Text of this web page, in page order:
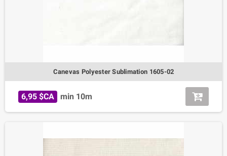
Canevas Polyester Sublimation 1605-02
6,95 $CA min 10m